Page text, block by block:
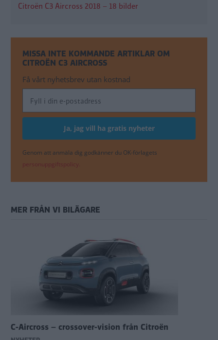
Citroën C3 Aircross 2018 – 18 bilder
MISSA INTE KOMMANDE ARTIKLAR OM
CITROËN C3 AIRCROSS
Få vårt nyhetsbrev utan kostnad
Genom att anmäla dig godkänner du OK-förlagets
personuppgiftspolicy.
MER FRÅN VI BILÄGARE
C-Aircross – crossover-vision från Citroën